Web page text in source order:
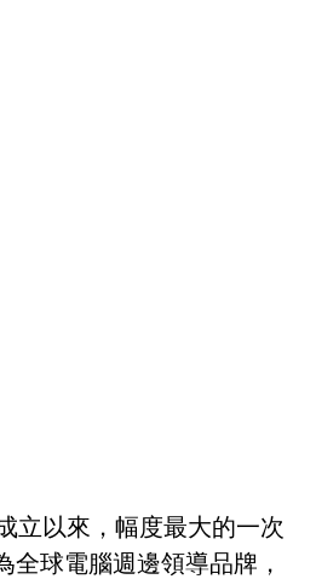
立以來，幅度最大的一次
全球電腦週邊領導品牌，